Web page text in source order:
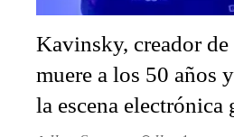
Kavinsky, creador
muere a los 50 años
la escena electrónica